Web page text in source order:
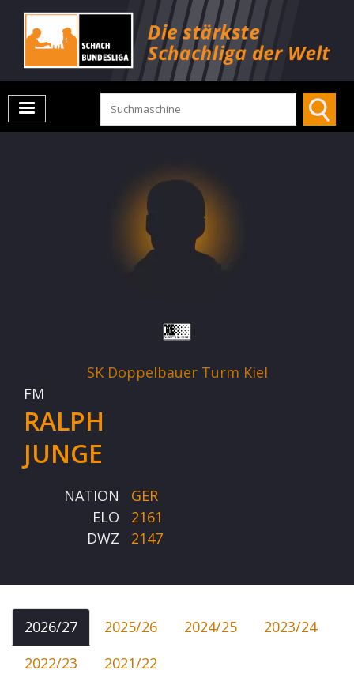
SK Doppelbauer Turm Kiel
FM
RALPH
JUNGE
NATION
GER
ELO
2161
DWZ
2147
2026/27 2025/26 2024/25
2023/24
2022/23
2021/22